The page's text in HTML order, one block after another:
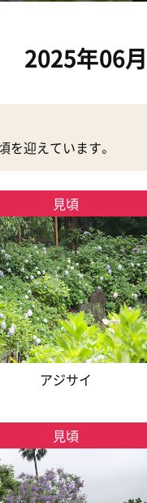
2025年06
を迎えています。
見頃
アジサイ
見頃